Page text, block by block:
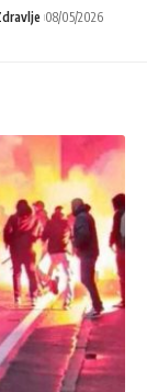
08/05/2026